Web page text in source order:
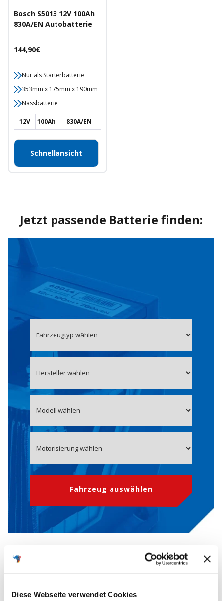
Diese Webseite verwendet Cookies
Bosch S5013 12V 100Ah
830A/EN Autobatterie
Angebotspreis
144,90€
Nur als Starterbatterie
353mm x 175mm x 190mm
Nassbatterie
12V 100Ah 830A/EN
Schnellansicht
Jetzt passende Batterie finden:
Fahrzeug auswählen
OE-Nummer 0055411601